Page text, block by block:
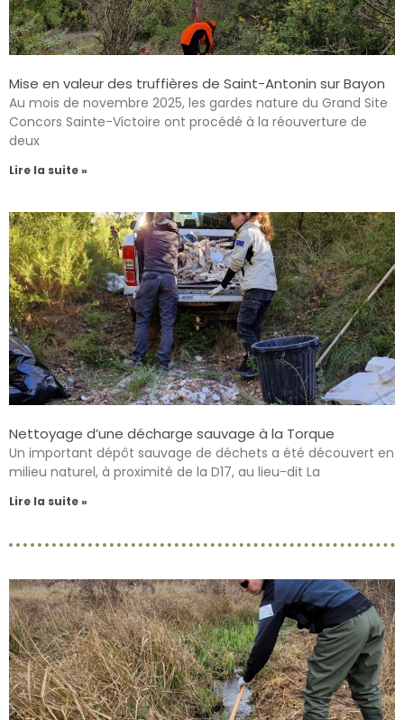
Mise en valeur des truffières de Saint-Antonin sur Bayon
Au mois de novembre 2025, les gardes nature du Grand Site
Concors Sainte-Victoire ont procédé à la réouverture de
deux
Lire la suite »
Nettoyage d’une décharge sauvage à la Torque
Un important dépôt sauvage de déchets a été découvert en
milieu naturel, à proximité de la D17, au lieu-dit La
Lire la suite »